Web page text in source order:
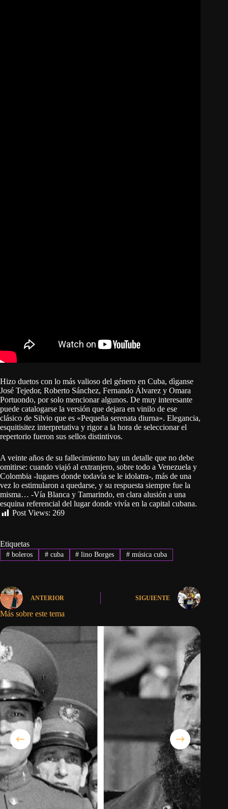
Hizo duetos con lo más valioso del género en Cuba, dìganse
José Tejedor, Roberto Sánchez, Fernando Álvarez y Omara
Portuondo, por solo mencionar algunos. De muy interesante
puede catalogarse la versión que dejara en vinilo de ese
clásico de Silvio que es «Pequeña serenata diurna». Elegancia,
esquitisitez interpretativa y rigor a la hora de seleccionar el
repertorio fueron sus sellos distintivos.
A veinte años de su fallecimiento hay un detalle que no debe
omitirse: cuando viajó al extranjero, sobre todo a Venezuela y
Colombia -lugares donde todavía se le idolatra-, más de una
vez lo estimularon a quedarse, y su respuesta siempre fue la
misma… -Vía Blanca y Tamarindo, en clara alusión a una
esquina referencial del lugar donde vivía en la capital cubana.
Post Views: 269
Etiquetas
#boleros #cuba # lino Borges # música cuba
ANTERIOR SIGUIENTE
Más sobre este tema